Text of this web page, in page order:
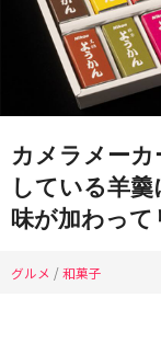
カメラメー
している羊
味が加わって
グルメ /和菓子